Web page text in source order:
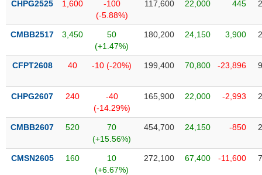
Tâm
thị
trường
CHPG2525 1,600
-100
(-5.88%)
117,600 22,000 445
CMBB2517 3,450
50
(+1.47%)
180,200 24,150 3,900
CFPT2608 40 -10 (-20%) 199,400 70,800 -23,896
CHPG2607 240
-40
(-14.29%)
165,900 22,000 -2,993
CMBB2607 520
70
(+15.56%)
454,700 24,150 -850
CMSN2605 160
10
(+6.67%)
272,100 67,400 -11,600
DÙNG
THIẾT
YẾU
TIÊU